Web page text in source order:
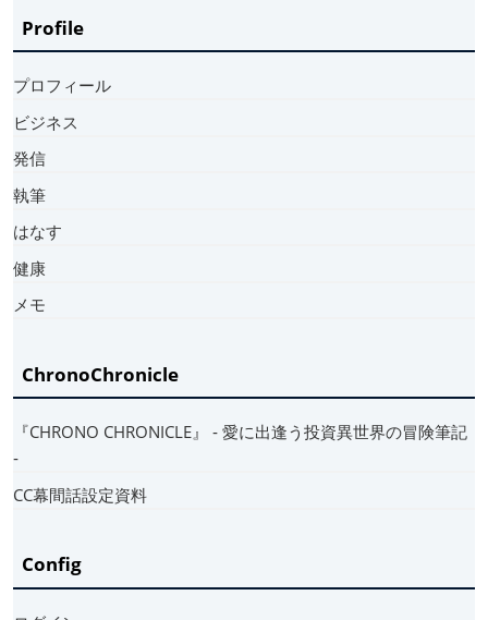
Profile
プロフィール
ビジネス
発信
執筆
はなす
健康
メモ
ChronoChronicle
『CHRONO CHRONICLE』 ‐ 愛に出逢う投資異世界の冒険筆記
‐
CC幕間話設定資料
Config